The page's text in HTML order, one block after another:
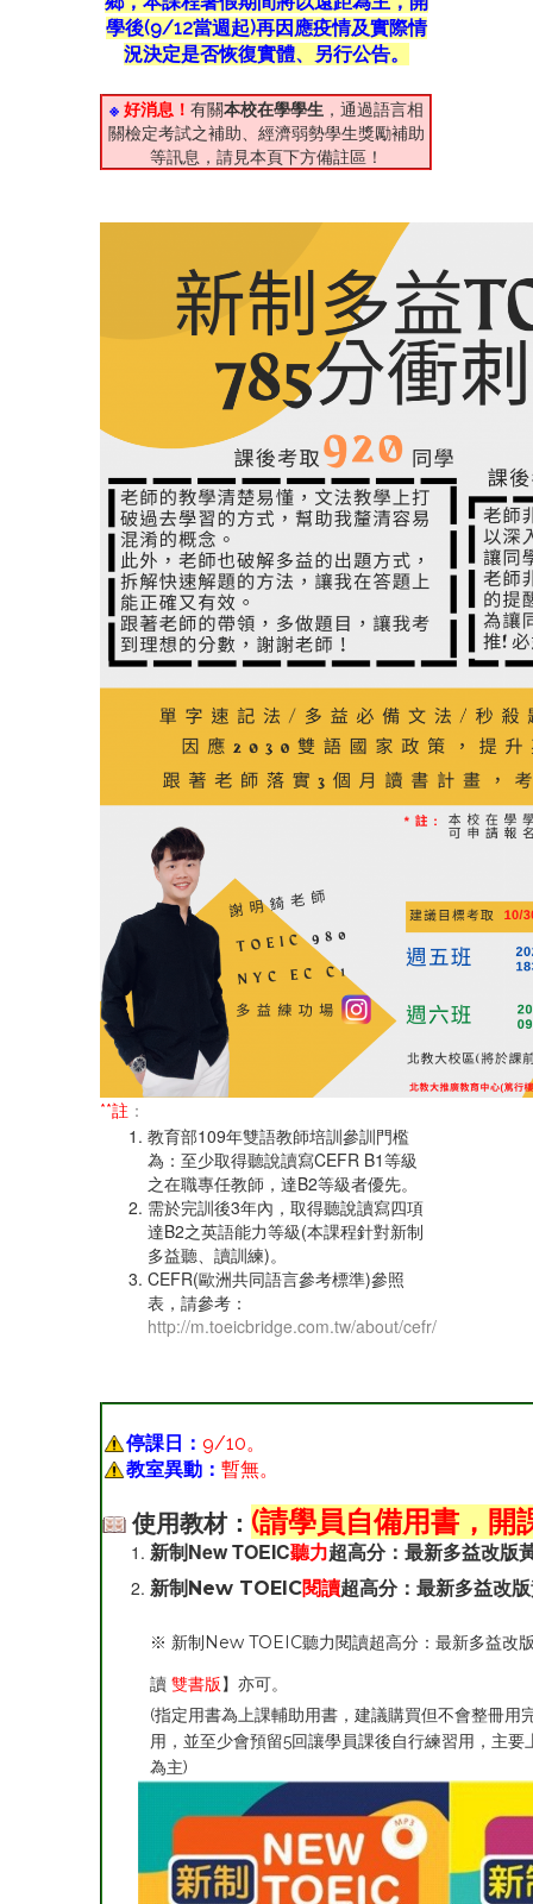
學後(9/12當週起)再因應疫情及實際情
況決定是否恢復實體、另行公告。
※ 好消息！ 有關本校在學學生 ，通過語言相
關檢定考試之補助、經濟弱勢學生獎勵補助
等訊息，請見本頁下方備註區！
**註 ：
教育部109年雙語教師培訓參訓門檻
為：至少取得聽說讀寫CEFR B1等級
之在職專任教師，達B2等級者優先。
需於完訓後3年內，取得聽說讀寫四項
達B2之英語能力等級(本課程針對新制
多益聽、讀訓練)。
CEFR(歐洲共同語言參考標準)參照
表，請參考：
http://m.toeicbridge.com.tw/about/cefr/
停課日： 9/10。
教室異動： 暫無。
使用教材： (請學員自備用書，開
新制New TOEIC聽力超高分：最新多益改版
新制New TOEIC閱讀超高分：最新多益改
※ 新制New TOEIC聽力閱讀超高分：最新多益改
讀 雙書版】亦可。
(指定用書為上課輔助用書，建議購買但不會整冊用
用，並至少會預留5回讓學員課後自行練習用，主
為主)